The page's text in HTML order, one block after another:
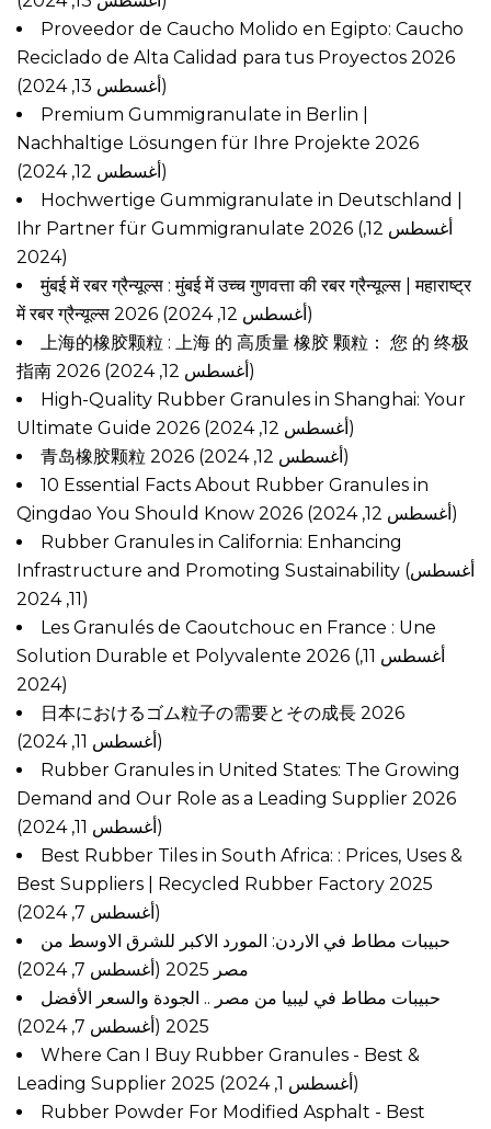
Proveedor de Caucho Molido en Egipto: Caucho
Reciclado de Alta Calidad para tus Proyectos 2026
(أغسطس 13, 2024)
Premium Gummigranulate in Berlin |
Nachhaltige Lösungen für Ihre Projekte 2026
(أغسطس 12, 2024)
Hochwertige Gummigranulate in Deutschland |
Ihr Partner für Gummigranulate 2026 (أغسطس 12,
2024)
मुंबई में रबर ग्रैन्यूल्स : मुंबई में उच्च गुणवत्ता की रबर ग्रैन्यूल्स | महाराष्ट्र
में रबर ग्रैन्यूल्स 2026
(أغسطس 12, 2024)
上海的橡胶颗粒 : 上海 的 高质量 橡胶 颗粒： 您 的 终极
指南 2026
(أغسطس 12, 2024)
High-Quality Rubber Granules in Shanghai: Your
Ultimate Guide 2026
(أغسطس 12, 2024)
青岛橡胶颗粒 2026
(أغسطس 12, 2024)
10 Essential Facts About Rubber Granules in
Qingdao You Should Know 2026
(أغسطس 12, 2024)
Rubber Granules in California: Enhancing
Infrastructure and Promoting Sustainability (أغسطس
11, 2024)
Les Granulés de Caoutchouc en France : Une
Solution Durable et Polyvalente 2026 (أغسطس 11,
2024)
日本におけるゴム粒子の需要とその成長 2026
(أغسطس 11, 2024)
Rubber Granules in United States: The Growing
Demand and Our Role as a Leading Supplier 2026
(أغسطس 11, 2024)
Best Rubber Tiles in South Africa: : Prices, Uses &
Best Suppliers | Recycled Rubber Factory 2025
(أغسطس 7, 2024)
حبيبات مطاط في الاردن: المورد الاكبر للشرق الاوسط من
مصر 2025
(أغسطس 7, 2024)
حبيبات مطاط في ليبيا من مصر .. الجودة والسعر الأفضل
2025 (أغسطس 7, 2024)
Where Can I Buy Rubber Granules - Best &
Leading Supplier 2025
(أغسطس 1, 2024)
Rubber Powder For Modified Asphalt - Best